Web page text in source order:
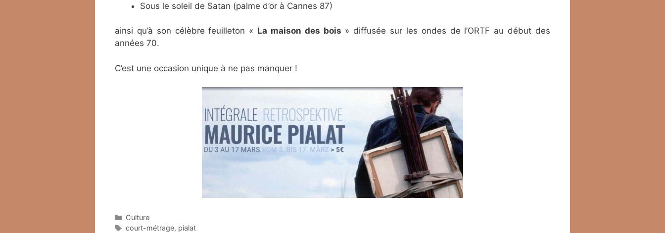
Sous le soleil de Satan (palme d’or à Cannes 87)
ainsi qu’à son célèbre feuilleton « La maison des bois » diffusée sur les ondes de l’ORTF au début des
années 70.
C’est une occasion unique à ne pas manquer !
Catégories
Culture
Étiquettes
court-métrage, pialat